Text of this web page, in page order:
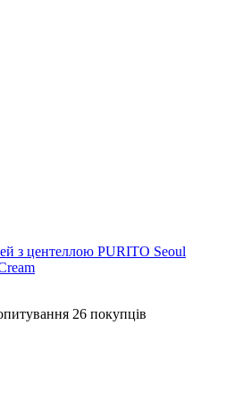
з центеллою PURITO Seoul
26 покупців